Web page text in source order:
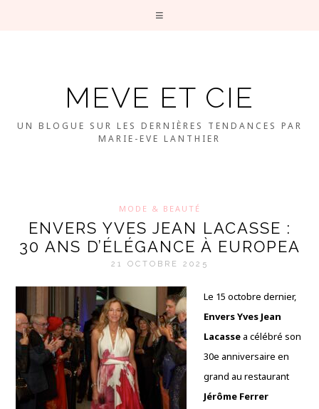
MEVE ET CIE
UN BLOGUE SUR LES DERNIÈRES TENDANCES PAR
MARIE-EVE LANTHIER
MODE & BEAUTÉ
ENVERS YVES JEAN LACASSE :
30 ANS D’ÉLÉGANCE À EUROPEA
21 OCTOBRE 2025
Le 15 octobre dernier,
Envers Yves Jean
Lacasse a célébré son
30e anniversaire en
grand au restaurant
Jérôme Ferrer